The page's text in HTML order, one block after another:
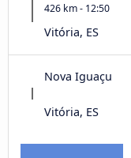
426 km - 12:50
Vitória, ES
Nova Iguaçu
Vitória, ES